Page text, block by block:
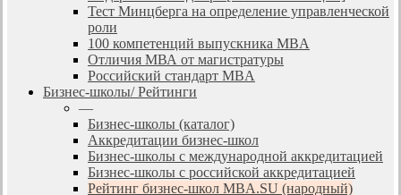
Тест Минцберга на определение управленческой
роли
100 компетенций выпускника MBA
Отличия МВА от магистратуры
Российский стандарт MBA
Бизнес-школы/ Рейтинги
—
Бизнес-школы (каталог)
Аккредитации бизнес-школ
Бизнес-школы с международной аккредитацией
Бизнес-школы с российской аккредитацией
Рейтинг бизнес-школ MBA.SU (народный)